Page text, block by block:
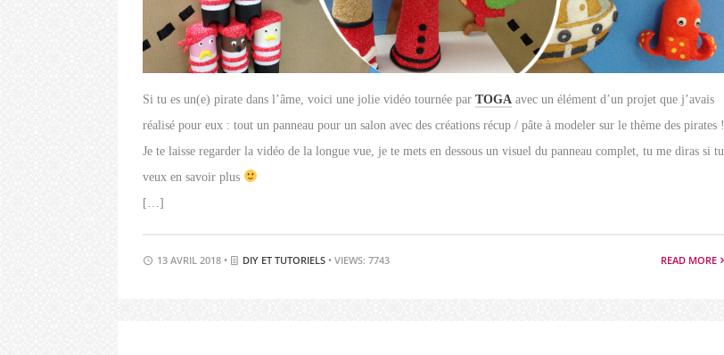
Si tu es un(e) pirate dans l’âme, voici une jolie vidéo tournée parTOGA avec un élément d’un projet que j’avais
réalisé pour eux : tout un panneau pour un salon avec des créations récup / pâte à modeler sur le thème des pirates !
Je te laisse regarder la vidéo de la longue vue, je te mets en dessous un visuel du panneau complet, tu me diras si tu
veux en savoir plus
[…]
13 AVRIL 2018 • DIY ET TUTORIELS • VIEWS: 7743 READ MORE